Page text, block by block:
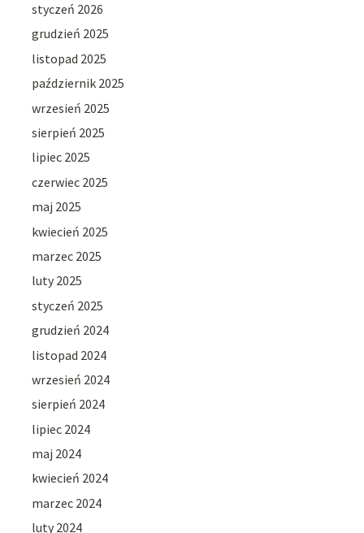
styczeń 2026
grudzień 2025
listopad 2025
październik 2025
wrzesień 2025
sierpień 2025
lipiec 2025
czerwiec 2025
maj 2025
kwiecień 2025
marzec 2025
luty 2025
styczeń 2025
grudzień 2024
listopad 2024
wrzesień 2024
sierpień 2024
lipiec 2024
maj 2024
kwiecień 2024
marzec 2024
luty 2024